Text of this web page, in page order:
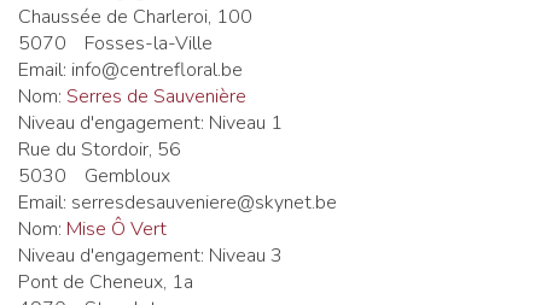
Chaussée de Charleroi, 100
5070
Fosses-la-Ville
Email: info@centrefloral.be
Nom: Serres de Sauvenière
Niveau d'engagement: Niveau 1
Rue du Stordoir, 56
5030
Gembloux
Email: serresdesauveniere@skynet.be
Nom: Mise Ô Vert
Niveau d'engagement: Niveau 3
Pont de Cheneux, 1a